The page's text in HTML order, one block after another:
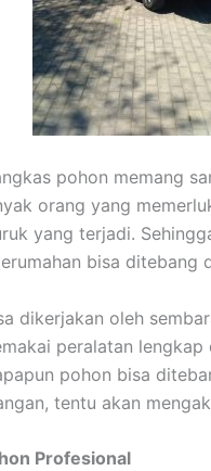
pohon memang
orang yang
yang terjadi.
bisa ditebang
dikerjakan oleh
peralatan
pohon bisa
tentu akan
Profesional